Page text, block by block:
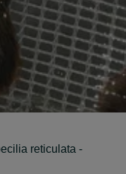
reticulata -